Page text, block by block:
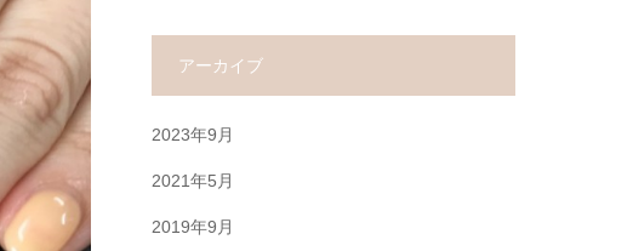
アーカイブ
2023年9月
2021年5月
2019年9月